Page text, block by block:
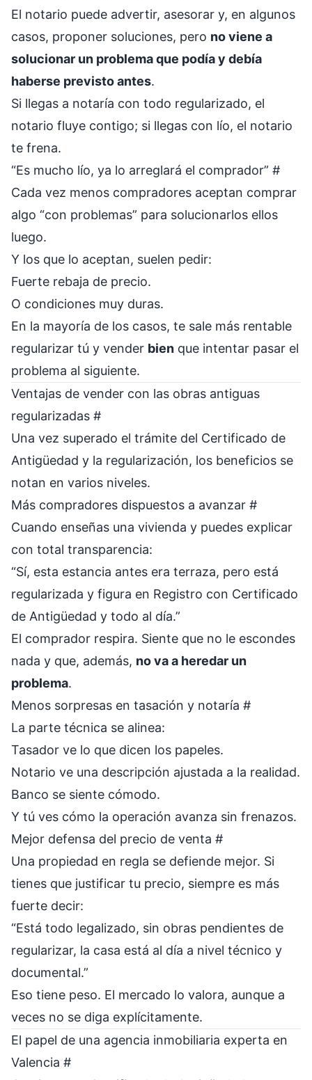
El notario puede advertir, asesorar y, en algunos
casos, proponer soluciones, pero no viene a
solucionar un problema que podía y debía
haberse previsto antes.
Si llegas a notaría con todo regularizado, el
notario fluye contigo; si llegas con lío, el notario
te frena.
“Es mucho lío, ya lo arreglará el comprador” #
Cada vez menos compradores aceptan comprar
algo “con problemas” para solucionarlos ellos
luego.
Y los que lo aceptan, suelen pedir:
Fuerte rebaja de precio.
O condiciones muy duras.
En la mayoría de los casos, te sale más rentable
regularizar tú y vender bien que intentar pasar el
problema al siguiente.
Ventajas de vender con las obras antiguas
regularizadas #
Una vez superado el trámite del Certificado de
Antigüedad y la regularización, los beneficios se
notan en varios niveles.
Más compradores dispuestos a avanzar #
Cuando enseñas una vivienda y puedes explicar
con total transparencia:
“Sí, esta estancia antes era terraza, pero está
regularizada y figura en Registro con Certificado
de Antigüedad y todo al día.”
El comprador respira. Siente que no le escondes
nada y que, además, no va a heredar un
problema.
Menos sorpresas en tasación y notaría #
La parte técnica se alinea:
Tasador ve lo que dicen los papeles.
Notario ve una descripción ajustada a la realidad.
Banco se siente cómodo.
Y tú ves cómo la operación avanza sin frenazos.
Mejor defensa del precio de venta #
Una propiedad en regla se defiende mejor. Si
tienes que justificar tu precio, siempre es más
fuerte decir:
“Está todo legalizado, sin obras pendientes de
regularizar, la casa está al día a nivel técnico y
documental.”
Eso tiene peso. El mercado lo valora, aunque a
veces no se diga explícitamente.
El papel de una agencia inmobiliaria experta en
Valencia #